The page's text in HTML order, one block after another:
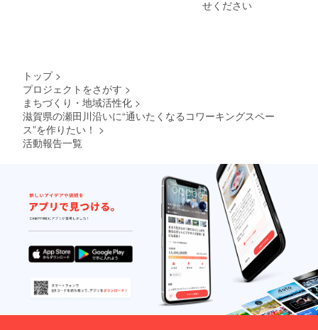
が不要
さい。
せください
トップ >
プロジェクトをさがす >
まちづくり・地域活性化 >
滋賀県の瀬田川沿いに“通いたくなるコワーキングスペー
ス”を作りたい！ >
活動報告一覧